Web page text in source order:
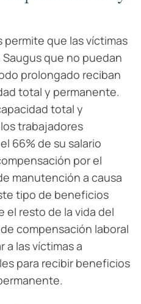
permite que las víctimas
que no puedan
prolongado reciban
total y permanente.
total y
trabajadores
66% de su salario
por el
manutención a causa
tipo de beneficios
el resto de la vida del
compensación laboral
a las víctimas a
para recibir beneficios